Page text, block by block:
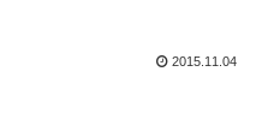
2015.11.04